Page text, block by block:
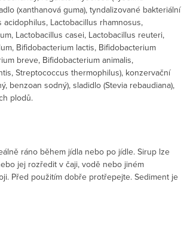
(xanthanová guma), tyndalizované bakteriální
acidophilus, Lactobacillus rhamnosus,
Lactobacillus casei, Lactobacillus reuteri,
Bifidobacterium lactis, Bifidobacterium
breve, Bifidobacterium animalis,
Streptococcus thermophilus), konzervační
benzoan sodný), sladidlo (Stevia rebaudiana),
plodů.
ráno během jídla nebo po jídle. Sirup lze
jej rozředit v čaji, vodě nebo jiném
Před použitím dobře protřepejte. Sediment je